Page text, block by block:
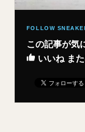
この記事が気
いいね ま